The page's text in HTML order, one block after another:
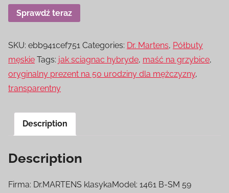
Sprawdź teraz
SKU: ebb941cef751 Categories: Dr. Martens, Półbuty
męskie Tags: jak sciagnac hybryde, maść na grzybice,
oryginalny prezent na 50 urodziny dla mężczyzny,
transparentny
Description
Description
Firma: Dr.MARTENS klasykaModel: 1461 B-SM 59